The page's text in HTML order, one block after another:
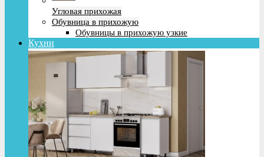
Угловая прихожая
Обувница в прихожую
Обувницы в прихожую узкие
Кухни